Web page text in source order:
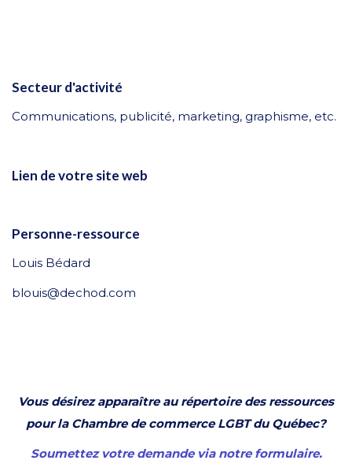
Secteur d'activité
Communications, publicité, marketing, graphisme, etc.
Lien de votre site web
Personne-ressource
Louis Bédard
blouis@dechod.com
Vous désirez apparaître au répertoire des ressources
pour la Chambre de commerce LGBT du Québec?
Soumettez votre demande via notre formulaire.